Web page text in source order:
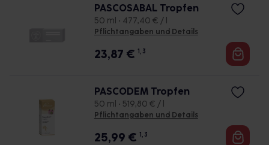
PASCOSABAL Tropfen
50 ml • 477,40 € / l
Pflichtangaben und Details
23,87 € 1, 3
PASCODEM Tropfen
50 ml • 519,80 € / l
Pflichtangaben und Details
25,99 € 1, 3